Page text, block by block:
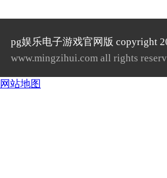
pg娱乐电子游戏官网版 copyright
www.mingzihui.com all rights
网站地图